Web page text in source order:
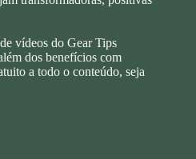
vídeos do Gear Tips
dos benefícios com
a todo o conteúdo, seja